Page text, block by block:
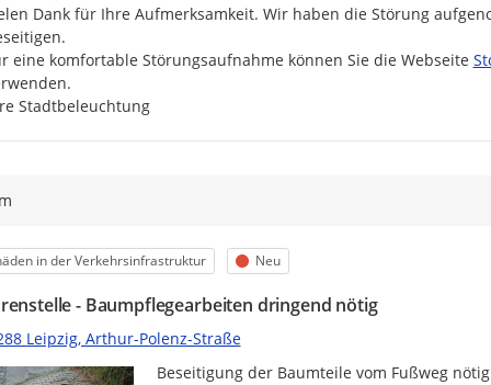
Dank für Ihre Aufmerksamkeit. Wir haben die Störung
eine komfortable Störungsaufnahme können Sie die Webseite
Stadtbeleuchtung
in der Verkehrsinfrastruktur Status
Neu
- Baumpflegearbeiten dringend nötig
Leipzig, Arthur-Polenz-Straße
Beseitigung der Baumteile vom Fußweg